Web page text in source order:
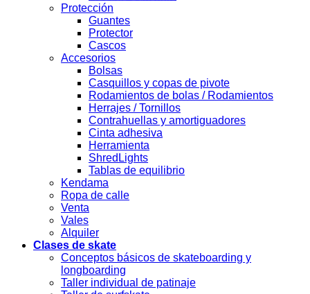
Protección
Guantes
Protector
Cascos
Accesorios
Bolsas
Casquillos y copas de pivote
Rodamientos de bolas / Rodamientos
Herrajes / Tornillos
Contrahuellas y amortiguadores
Cinta adhesiva
Herramienta
ShredLights
Tablas de equilibrio
Kendama
Ropa de calle
Venta
Vales
Alquiler
Clases de skate
Conceptos básicos de skateboarding y
longboarding
Taller individual de patinaje